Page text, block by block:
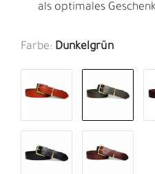
als optimales
Farbe: Dunkelgrün